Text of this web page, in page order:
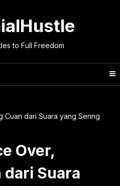
to Full Freedom
dari Suara yang Sering
Over,
dari Suara